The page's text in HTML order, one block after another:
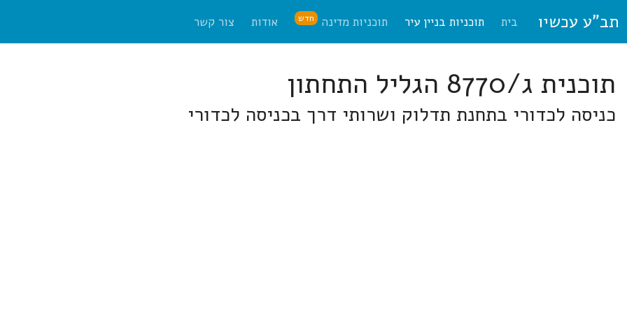
תב"ע עכשיו בית תוכניות בניין עיר תוכניות מדינה חדש אודות צור קשר
תוכנית ג/8770 הגליל התחתון
כניסה לכדורי בתחנת תדלוק ושרותי דרך בכניסה לכדורי